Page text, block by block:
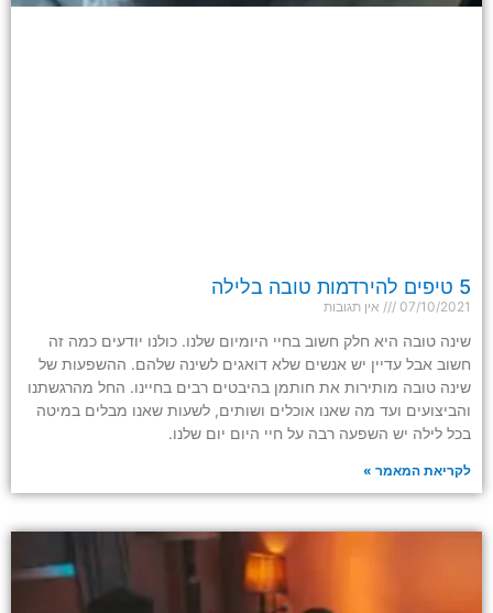
5 טיפים להירדמות טובה בלילה
07/10/2021 אין תגובות
שינה טובה היא חלק חשוב בחיי היומיום שלנו. כולנו יודעים כמה זה
חשוב אבל עדיין יש אנשים שלא דואגים לשינה שלהם. ההשפעות של
שינה טובה מותירות את חותמן בהיבטים רבים בחיינו. החל מהרגשתנו
והביצועים ועד מה שאנו אוכלים ושותים, לשעות שאנו מבלים במיטה
בכל לילה יש השפעה רבה על חיי היום יום שלנו.
לקריאת המאמר »